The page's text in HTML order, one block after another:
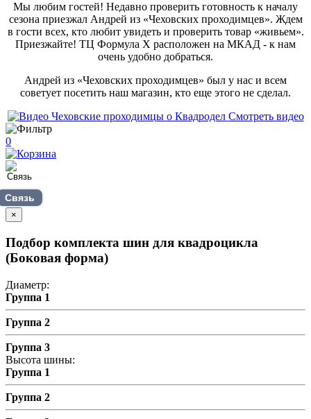
Мы любим гостей! Недавно проверить готовность к началу
сезона приезжал Андрей из «Чеховских проходимцев». Ждем
в гости всех, кто любит увидеть и проверить товар «живьем».
Приезжайте! ТЦ Формула Х расположен на МКАД - к нам
очень удобно добраться.
Андрей из «Чеховских проходимцев» был у нас и всем
советует посетить наш магазин, кто еще этого не сделал.
Смотреть видео
0
Связь
×
Подбор комплекта шин для квадроцикла
(Боковая форма)
Диаметр:
Группа 1
Группа 2
Группа 3
Высота шины:
Группа 1
Группа 2